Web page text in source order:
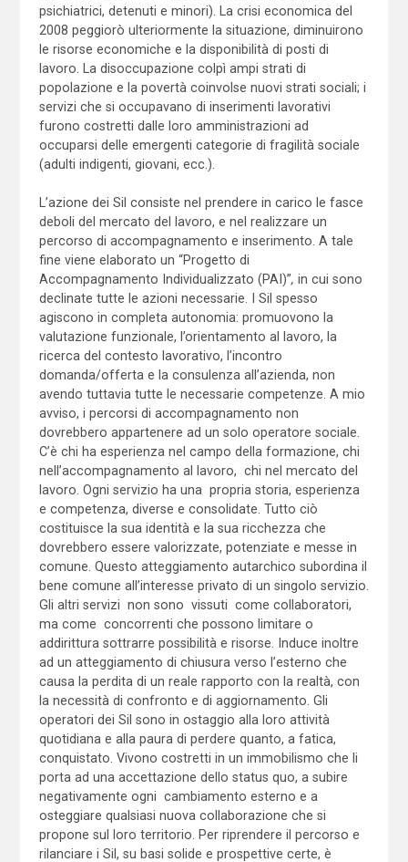
psichiatrici, detenuti e minori). La crisi economica del
2008 peggiorò ulteriormente la situazione, diminuirono
le risorse economiche e la disponibilità di posti di
lavoro. La disoccupazione colpì ampi strati di
popolazione e la povertà coinvolse nuovi strati sociali; i
servizi che si occupavano di inserimenti lavorativi
furono costretti dalle loro amministrazioni ad
occuparsi delle emergenti categorie di fragilità sociale
(adulti indigenti, giovani, ecc.).
L’azione dei Sil consiste nel prendere in carico le fasce
deboli del mercato del lavoro, e nel realizzare un
percorso di accompagnamento e inserimento. A tale
fine viene elaborato un “Progetto di
Accompagnamento Individualizzato (PAI)”, in cui sono
declinate tutte le azioni necessarie. I Sil spesso
agiscono in completa autonomia: promuovono la
valutazione funzionale, l’orientamento al lavoro, la
ricerca del contesto lavorativo, l’incontro
domanda/offerta e la consulenza all’azienda, non
avendo tuttavia tutte le necessarie competenze. A mio
avviso, i percorsi di accompagnamento non
dovrebbero appartenere ad un solo operatore sociale.
C’è chi ha esperienza nel campo della formazione, chi
nell’accompagnamento al lavoro, chi nel mercato del
lavoro. Ogni servizio ha una propria storia, esperienza
e competenza, diverse e consolidate. Tutto ciò
costituisce la sua identità e la sua ricchezza che
dovrebbero essere valorizzate, potenziate e messe in
comune. Questo atteggiamento autarchico subordina il
bene comune all’interesse privato di un singolo servizio.
Gli altri servizi non sono vissuti come collaboratori,
ma come concorrenti che possono limitare o
addirittura sottrarre possibilità e risorse. Induce inoltre
ad un atteggiamento di chiusura verso l’esterno che
causa la perdita di un reale rapporto con la realtà, con
la necessità di confronto e di aggiornamento. Gli
operatori dei Sil sono in ostaggio alla loro attività
quotidiana e alla paura di perdere quanto, a fatica,
conquistato. Vivono costretti in un immobilismo che li
porta ad una accettazione dello status quo, a subire
negativamente ogni cambiamento esterno e a
osteggiare qualsiasi nuova collaborazione che si
propone sul loro territorio. Per riprendere il percorso e
rilanciare i Sil, su basi solide e prospettive certe, è